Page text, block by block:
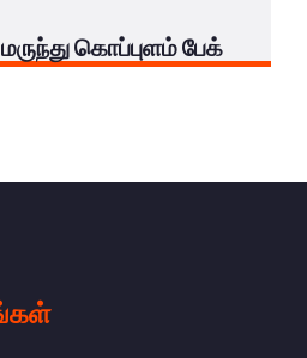
மருந்து கொப்புளம் பேக்